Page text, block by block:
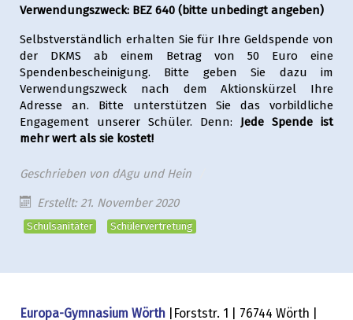
Verwendungszweck: BEZ 640 (bitte unbedingt angeben)
Selbstverständlich erhalten Sie für Ihre Geldspende von
der DKMS ab einem Betrag von 50 Euro eine
Spendenbescheinigung. Bitte geben Sie dazu im
Verwendungszweck nach dem Aktionskürzel Ihre
Adresse an. Bitte unterstützen Sie das vorbildliche
Engagement unserer Schüler. Denn: Jede Spende ist
mehr wert als sie kostet!
Geschrieben von dAgu und Hein
Erstellt: 21. November 2020
Schulsanitäter Schülervertretung
Europa-Gymnasium Wörth |Forststr. 1 | 76744 Wörth |